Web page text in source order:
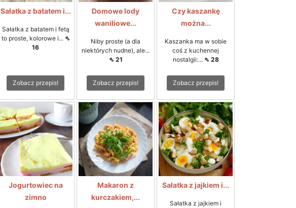
Sałatka z batatem i...
Sałatka z batatem i fetą
to proste, kolorowe i... ⇖
16
Zobacz przepis!
Domowe lody
waniliowe...
Niby proste (a dla
niektórych nudne), ale...
⇖ 21
Zobacz przepis!
Czy kaszankę
można...
Kaszanka ma w sobie
coś z kuchennej
nostalgii:... ⇖ 28
Zobacz przepis!
Jogurtowiec na
zimno
Makaron z
kurczakiem,...
Sałatka z jajkiem i...
Sałatka z jajkiem i